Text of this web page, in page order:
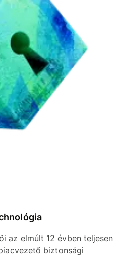
az elmúlt 12 évben teljesen
biztonsági